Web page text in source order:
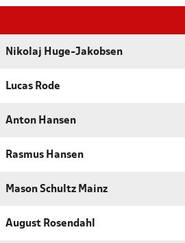
Nikolaj Huge-Jakobsen
Lucas Rode
Anton Hansen
Rasmus Hansen
Mason Schultz Mainz
August Rosendahl